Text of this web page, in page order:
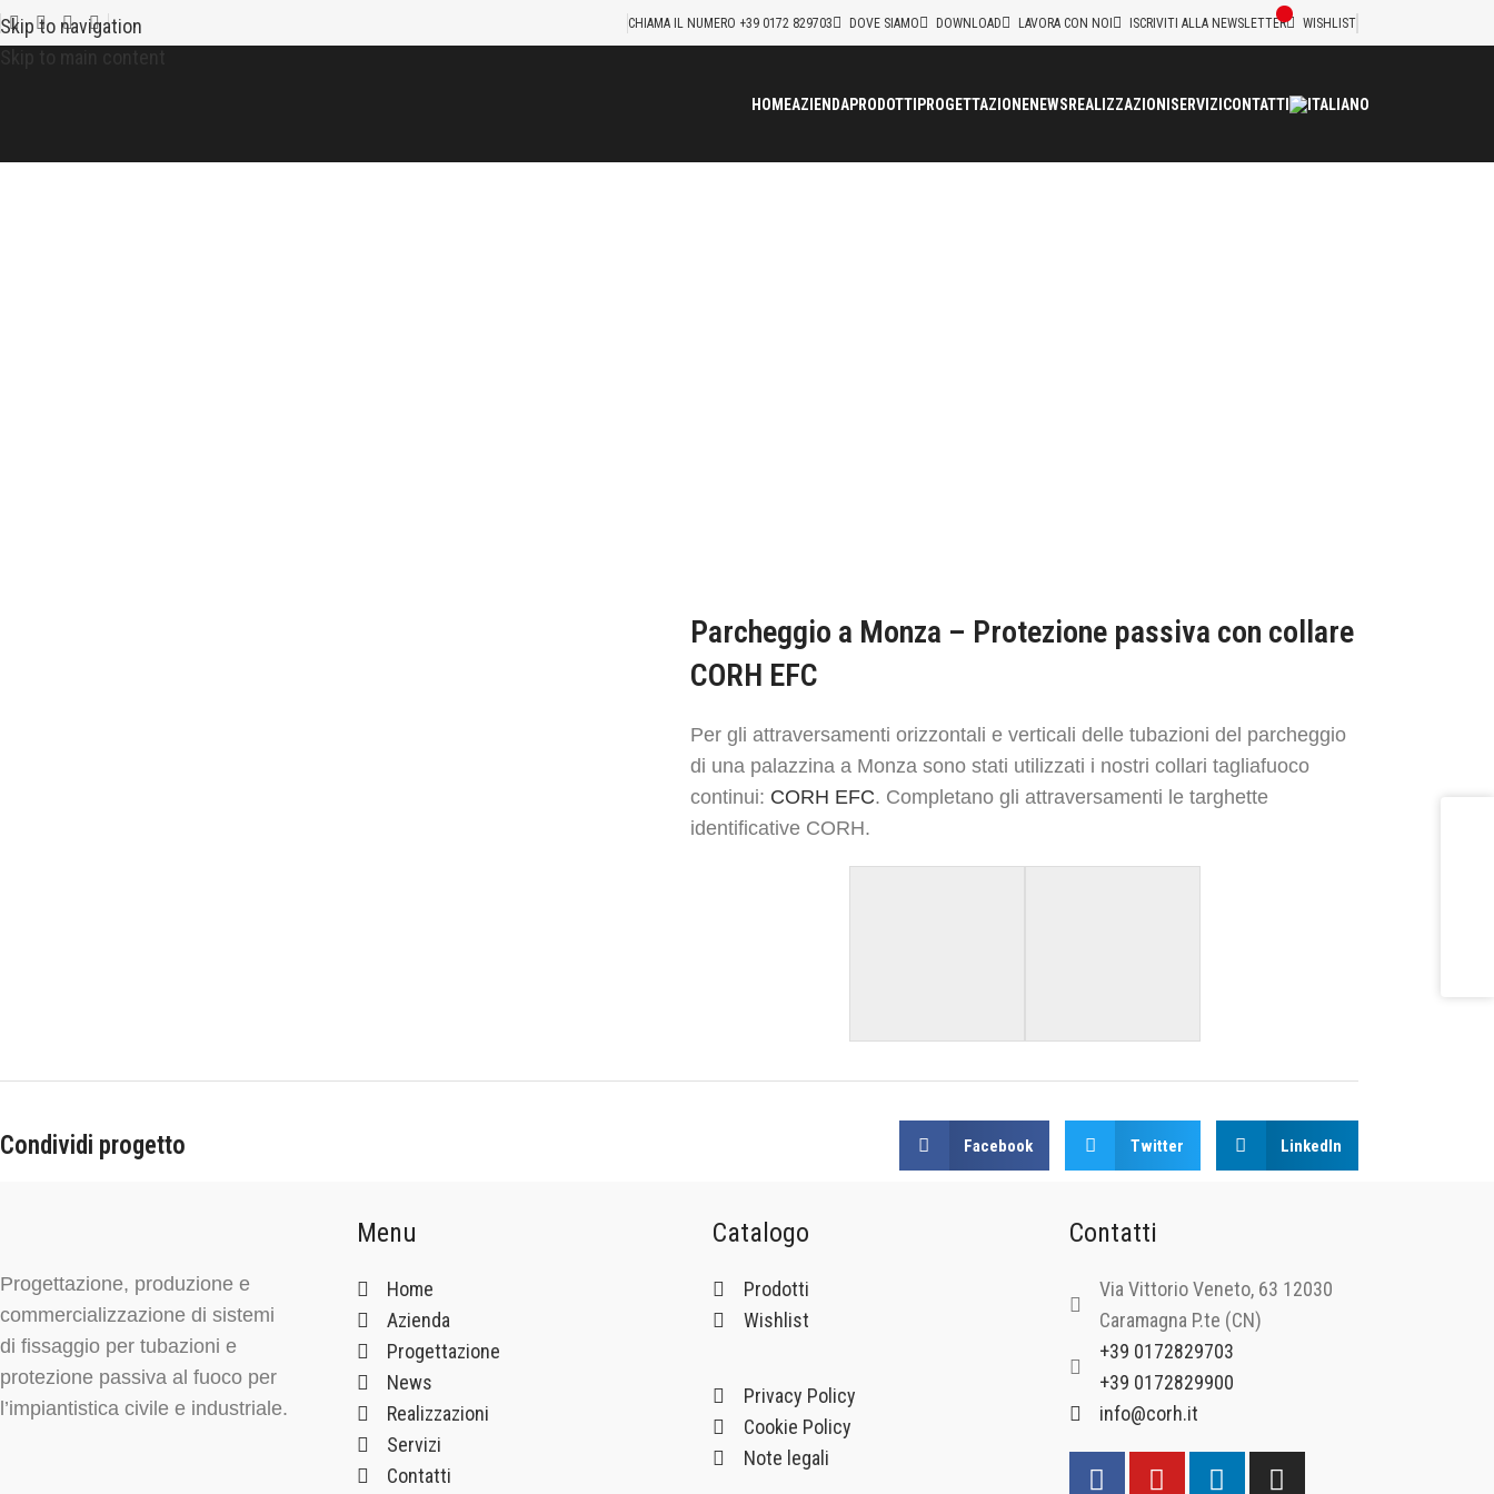
Skip to navigation
CHIAMA IL NUMERO +39 0172 829703 DOVE SIAMO DOWNLOAD LAVORA CON NOI ISCRIVITI ALLA NEWSLETTER WISHLIST
HOMEAZIENDAPRODOTTIPROGETTAZIONENEWSREALIZZAZIONISERVIZICONTATTI
Parcheggio a Monza – Protezione passiva con collare
CORH EFC
Per gli attraversamenti orizzontali e verticali delle tubazioni del parcheggio
di una palazzina a Monza sono stati utilizzati i nostri collari tagliafuoco
continui: CORH EFC. Completano gli attraversamenti le targhette
identificative CORH.
Condividi progetto Facebook Twitter LinkedIn
Progettazione, produzione e
commercializzazione di sistemi
di fissaggio per tubazioni e
protezione passiva al fuoco per
l’impiantistica civile e industriale.
Menu
Home
Azienda
Progettazione
News
Realizzazioni
Servizi
Contatti
Catalogo
Prodotti
Wishlist
Privacy Policy
Cookie Policy
Note legali
Contatti
Via Vittorio Veneto, 63 12030
Caramagna P.te (CN)
+39 0172829703
+39 0172829900
info@corh.it